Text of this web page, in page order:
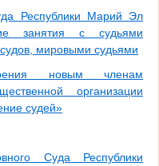
Республики Марий Эл
занятия с судьями
мировыми судьями
новым членам
организации
судей»
Суда Республики